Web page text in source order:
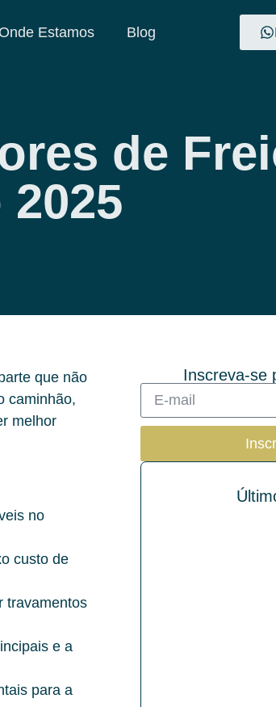
Estamos Blog
de
que não
caminhão,
melhor
no
custo de
travamentos
e a
para a
Inscreva-se